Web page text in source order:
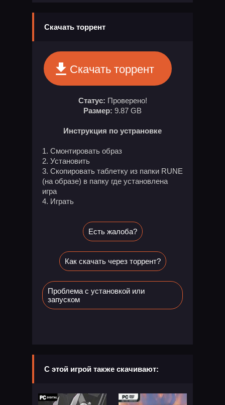
Скачать торрент
Скачать торрент
Статус: Проверено!
Размер: 9.87 GB
Инструкция по устрановке
1. Смонтировать образ
2. Установить
3. Скопировать таблетку из папки RUNE
(на образе) в папку где установлена
игра
4. Играть
Есть жалоба?
Как скачать через торрент?
Проблема с установкой или
запуском
С этой игрой также скачивают: